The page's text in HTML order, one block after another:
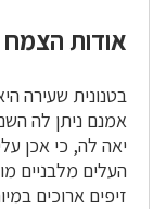
אודות הצמח
בטנונית שעירה
אמנם ניתן לה
יאה לה, כי אכן
העלים מלבניים
זיפים ארוכים